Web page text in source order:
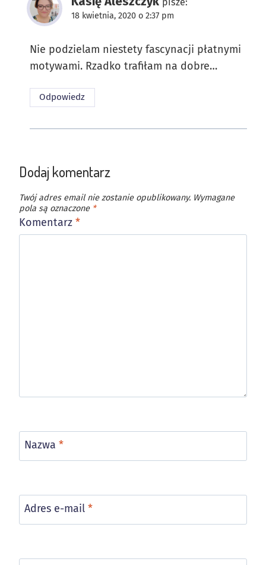
18 kwietnia, 2020 o 2:37 pm
Nie podzielam niestety fascynacji płatnymi
motywami. Rzadko trafiłam na dobre…
Odpowiedz
Dodaj komentarz
Twój adres email nie zostanie opublikowany. Wymagane
pola są oznaczone *
Komentarz *
Nazwa *
Adres e-mail *